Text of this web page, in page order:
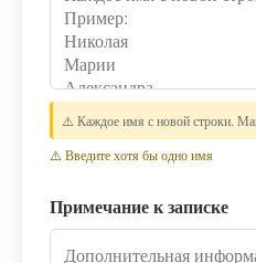
⚠️ Каждое имя с новой строки.
⚠️ Введите хотя бы одно имя
Примечание к записке